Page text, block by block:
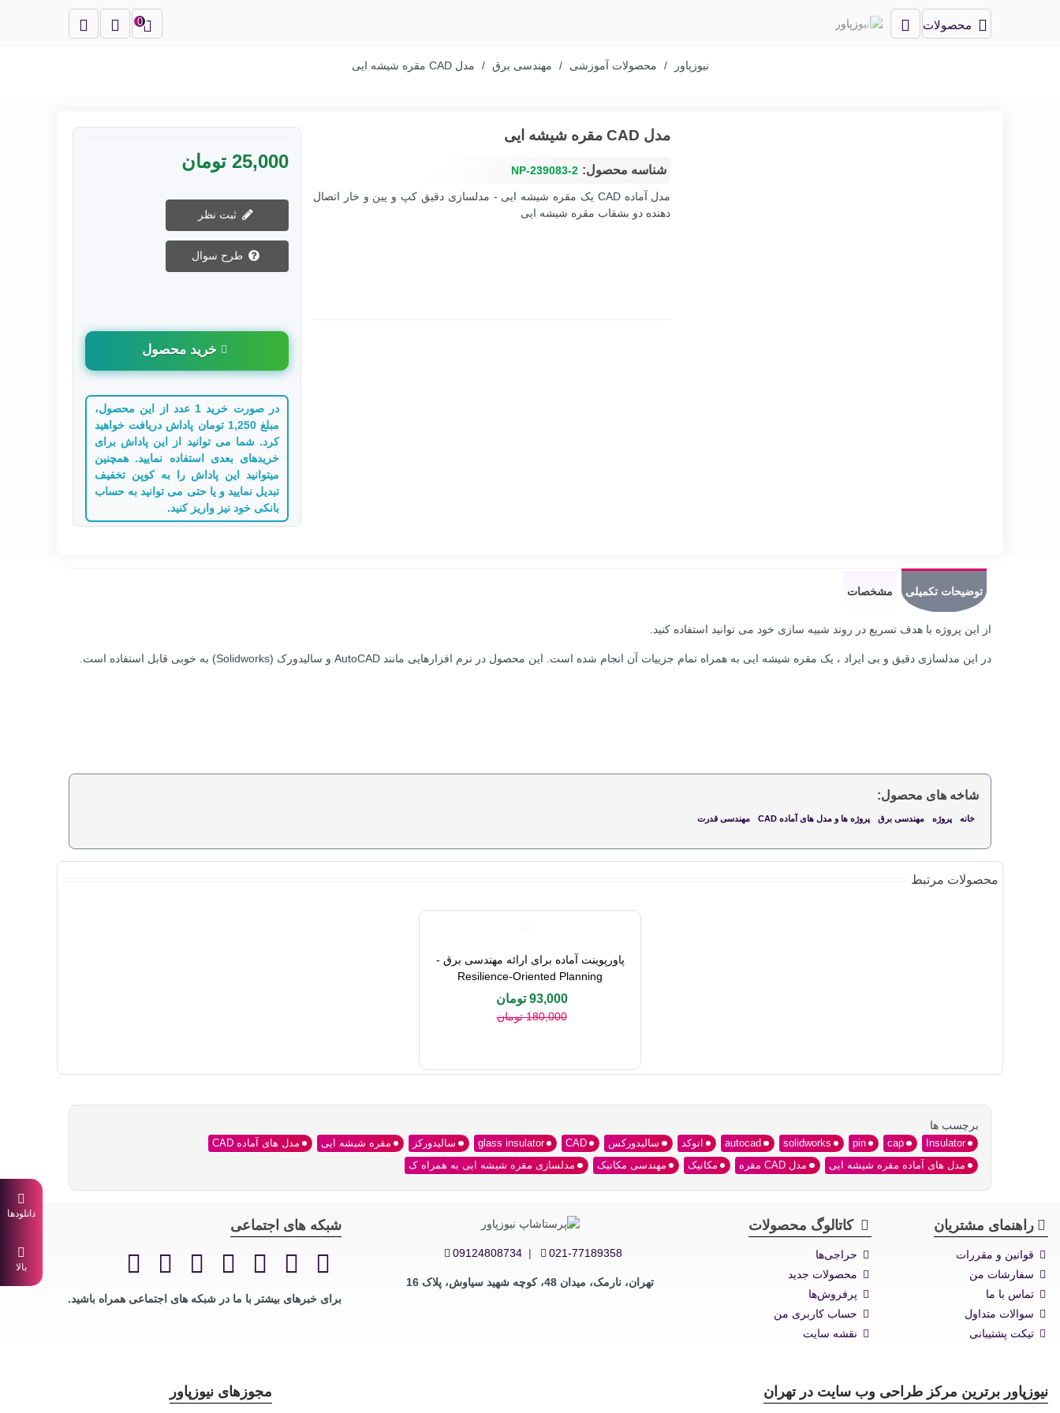
محصولات 0
نیوزپاور / محصولات آموزشی / مهندسی برق / مدل CAD مقره شیشه ایی
مدل CAD مقره شیشه ایی
شناسه محصول: NP-239083-2
مدل آماده CAD یک مقره شیشه ایی - مدلسازی دقیق کپ و پین و خار اتصال
دهنده دو بشقاب مقره شیشه ایی
25,000 تومان
ثبت نظر
طرح سوال
خرید محصول
در صورت خرید 1 عدد از این محصول،
مبلغ 1,250 تومان پاداش دریافت خواهید
کرد. شما می توانید از این پاداش برای
خریدهای بعدی استفاده نمایید. همچنین
میتوانید این پاداش را به کوپن تخفیف
تبدیل نمایید و یا حتی می توانید به حساب
بانکی خود نیز واریز کنید.
توضیحات تکمیلی مشخصات
از این پروژه با هدف تسریع در روند شبیه سازی خود می توانید استفاده کنید.
در این مدلسازی دقیق و بی ایراد ، یک مقره شیشه ایی به همراه تمام جزییات آن انجام شده است. این محصول در نرم افزارهایی مانند AutoCAD و سالیدورک (Solidworks) به خوبی قابل استفاده است.
شاخه های محصول:
خانه پروژه مهندسی برق پروژه ها و مدل های آماده CAD مهندسی قدرت
محصولات مرتبط
خرید محصول
پاورپوینت آماده برای ارائه مهندسی برق -
Resilience-Oriented Planning
93,000 تومان
180,000 تومان
برچسب ها
Insulator
cap
pin
solidworks
autocad اتوکد سالیدورکس CAD
glass insulator سالیدورکز مقره شیشه ایی
مدل های آماده CAD
مدل های آماده مقره شیشه ایی
مدل CAD مقره مکانیک مهندسی مکانیک مدلسازی مقره شیشه ایی به همراه ک
راهنمای مشتریان
قوانین و مقررات
سفارشات من
تماس با ما
سوالات متداول
تیکت پشتیبانی
کاتالوگ محصولات
حراجی‌ها
محصولات جدید
پرفروش‌ها
حساب کاربری من
نقشه سایت
021-77189358
|
09124808734
تهران، نارمک، میدان 48، کوچه شهید سیاوش، پلاک 16
شبکه های اجتماعی
برای خبرهای بیشتر با ما در شبکه های اجتماعی همراه باشید.
نیوزپاور برترین مرکز طراحی وب سایت در تهران مجوزهای نیوزپاور
دانلودها
بالا